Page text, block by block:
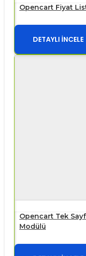
Opencart Fiyat
DETAYLI İNCELE
Opencart Tek
Modülü